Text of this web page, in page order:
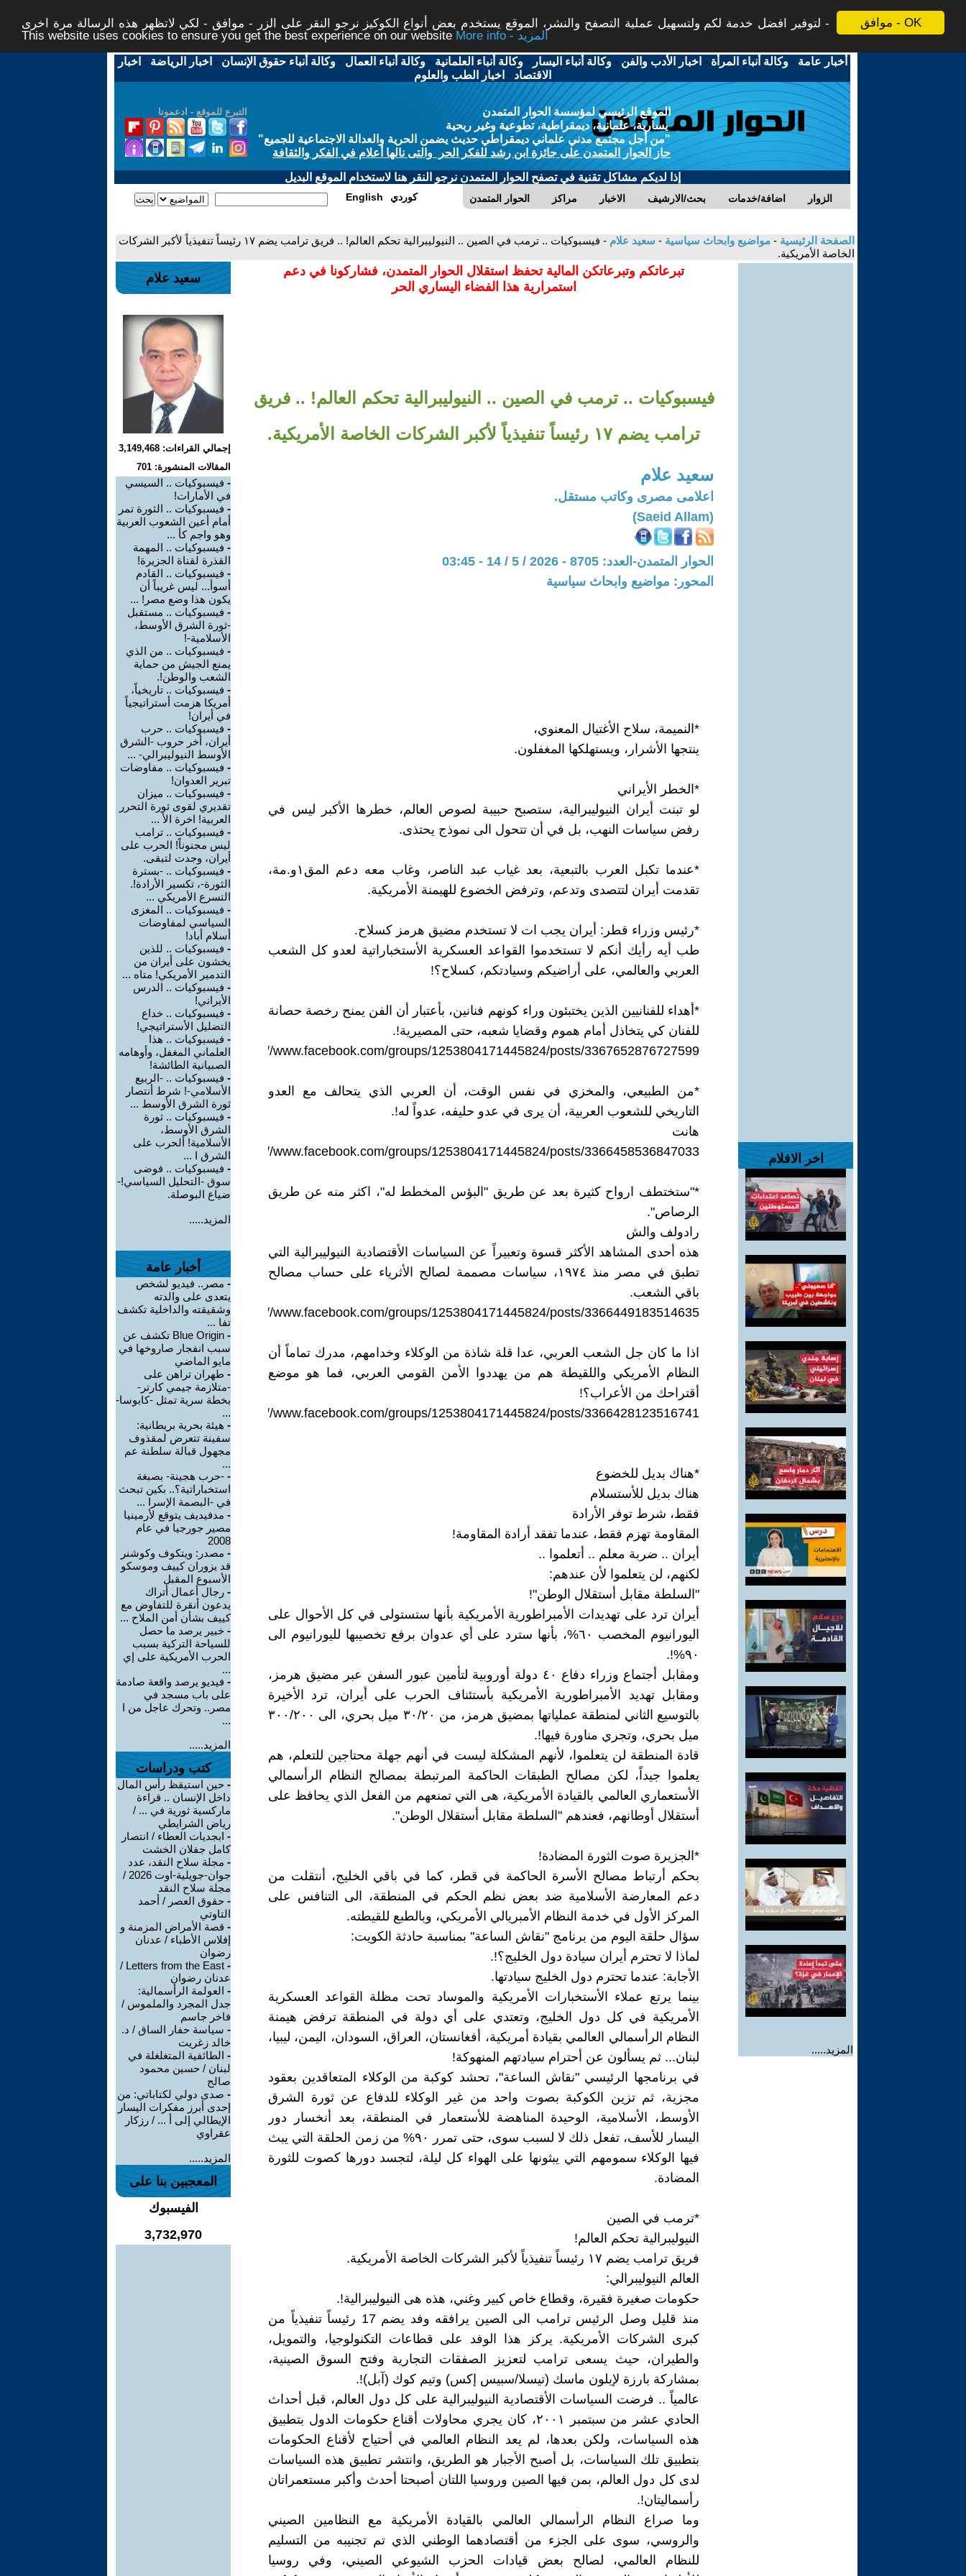
موافق - OK
لتوفير افضل خدمة لكم ولتسهيل عملية التصفح والنشر، الموقع يستخدم بعض أنواع الكوكيز نرجو النقر على الزر - موافق - لكي لاتظهر هذه الرسالة مرة اخرى -
This website uses cookies to ensure you get the best experience on our website
More info - المزيد
أخبار عامة -وكالة أنباء المرأة - اخبار الأدب والفن -وكالة أنباء اليسار -وكالة أنباء العلمانية -وكالة أنباء العمال -وكالة أنباء حقوق الإنسان - اخبار الرياضة - اخبار
الاقتصاد - اخبار الطب والعلوم
التبرع للموقع - ادعمونا
الموقع الرئيسي لمؤسسة الحوار المتمدن
يسارية، علمانية، ديمقراطية، تطوعية وغير ربحية
"من أجل مجتمع مدني علماني ديمقراطي حديث يضمن الحرية والعدالة الاجتماعية للجميع"
حاز الحوار المتمدن على جائزة ابن رشد للفكر الحر والتى نالها أعلام في الفكر والثقافة
إذا لديكم مشاكل تقنية في تصفح الحوار المتمدن نرجو النقر هنا لاستخدام الموقع البديل
الحوار المتمدن مراكز الاخبار بحث/الارشيف اضافة/خدمات الزوار English كوردي
الصفحة الرئيسية - مواضيع وابحاث سياسية - سعيد علام
- فيسبوكيات .. ترمب في الصين .. النيوليبرالية تحكم العالم! .. فريق ترامب يضم ١٧ رئيساً تنفيذياً لأكبر الشركات
الخاصة الأمريكية.
اخر الافلام
المزيد.....
تبرعاتكم وتبرعاتكن المالية تحفظ استقلال الحوار المتمدن، فشاركونا في دعم
استمرارية هذا الفضاء اليساري الحر
فيسبوكيات .. ترمب في الصين .. النيوليبرالية تحكم العالم! .. فريق
ترامب يضم ١٧ رئيساً تنفيذياً لأكبر الشركات الخاصة الأمريكية.
سعيد علام
اعلامى مصرى وكاتب مستقل.
(Saeid Allam)
الحوار المتمدن-العدد: 8705 - 2026 / 5 / 14 - 03:45
المحور: مواضيع وابحاث سياسية
*النميمة، سلاح الأغتيال المعنوي،
ينتجها الأشرار، ويستهلكها المغفلون.
*الخطر الأيراني
لو تبنت أيران النيوليبرالية، ستصبح حبيبة لصوص العالم، خطرها الأكبر ليس في
رفض سياسات النهب، بل في أن تتحول الى نموذج يحتذى.
*عندما تكبل العرب بالتبعية، بعد غياب عبد الناصر، وغاب معه دعم المق١و.مة،
تقدمت أيران لتتصدى وتدعم، وترفض الخضوع للهيمنة الأمريكية.
*رئيس وزراء قطر: أيران يجب ات لا تستخدم مضيق هرمز كسلاح.
طب أيه رأيك أنكم لا تستخدموا القواعد العسكرية الأستخباراتية لعدو كل الشعب
العربي والعالمي، على أراضيكم وسيادتكم، كسلاح؟!
*أهداء للفنانيين الذين يختبئون وراء كونهم فنانين، بأعتبار أن الفن يمنح رخصة حصانة
للفنان كي يتخاذل أمام هموم وقضايا شعبه، حتى المصيرية!.
https://www.facebook.com/groups/1253804171445824/posts/3367652876727599
*من الطبيعي، والمخزي في نفس الوقت، أن العربي الذي يتحالف مع العدو
التاريخي للشعوب العربية، أن يرى في عدو حليفه، عدواً له!.
هانت
https://www.facebook.com/groups/1253804171445824/posts/3366458536847033
*"ستختطف ارواح كثيرة بعد عن طريق "البؤس المخطط له"، اكثر منه عن طريق
الرصاص".
رادولف والش
هذه أحدى المشاهد الأكثر قسوة وتعبيراً عن السياسات الأقتصادية النيوليبرالية التي
تطبق في مصر منذ ١٩٧٤، سياسات مصممة لصالح الأثرياء على حساب مصالح
باقي الشعب.
https://www.facebook.com/groups/1253804171445824/posts/3366449183514635
اذا ما كان جل الشعب العربي، عدا قلة شاذة من الوكلاء وخدامهم، مدرك تماماً أن
النظام الأمريكي واللقيطة هم من يهددوا الأمن القومي العربي، فما هو موضع
أقتراحك من الأعراب؟!
https://www.facebook.com/groups/1253804171445824/posts/3366428123516741
*هناك بديل للخضوع
هناك بديل للأستسلام
فقط، شرط توفر الأرادة
المقاومة تهزم فقط، عندما تفقد أرادة المقاومة!
أيران .. ضربة معلم .. أتعلموا ..
لكنهم، لن يتعلموا لأن عندهم:
"السلطة مقابل أستقلال الوطن"!
أيران ترد على تهديدات الأمبراطورية الأمريكية بأنها ستستولى في كل الأحوال على
اليورانيوم المخصب ٦٠%، بأنها سترد على أي عدوان برفع تخصيبها لليورانيوم الى
٩٠%!.
ومقابل أجتماع وزراء دفاع ٤٠ دولة أوروبية لتأمين عبور السفن عبر مضيق هرمز،
ومقابل تهديد الأمبراطورية الأمريكية بأستئناف الحرب على أيران، ترد الأخيرة
بالتوسيع الثاني لمنطقة عملياتها بمضيق هرمز، من ٣٠/٢٠ ميل بحري، الى ٣٠٠/٢٠٠
ميل بحري، وتجري مناورة فيها!.
قادة المنطقة لن يتعلموا، لأنهم المشكلة ليست في أنهم جهلة محتاجين للتعلم، هم
يعلموا جيداً، لكن مصالح الطبقات الحاكمة المرتبطة بمصالح النظام الرأسمالي
الأستعماري العالمي بالقيادة الأمريكية، هى التي تمنعهم من الفعل الذي يحافظ على
أستقلال أوطانهم، فعندهم "السلطة مقابل أستقلال الوطن".
*الجزيرة صوت الثورة المضادة!
بحكم أرتباط مصالح الأسرة الحاكمة في قطر، كما في باقي الخليج، أنتقلت من
دعم المعارضة الأسلامية ضد بعض نظم الحكم في المنطقة، الى التنافس على
المركز الأول في خدمة النظام الأمبريالي الأمريكي، وبالطبع للقيطته.
سؤال حلقة اليوم من برنامج "نقاش الساعة" بمناسبة حادثة الكويت:
لماذا لا تحترم أيران سيادة دول الخليج؟!.
الأجابة: عندما تحترم دول الخليج سيادتها.
بينما يرتع عملاء الأستخبارات الأمريكية والموساد تحت مظلة القواعد العسكرية
الأمريكية في كل دول الخليج، وتعتدي على أي دولة في المنطقة ترفض هيمنة
النظام الرأسمالي العالمي بقيادة أمريكية، أفغانستان، العراق، السودان، اليمن، ليبيا،
لبنان... ثم يسألون عن أحترام سيادتهم المنهوكة!
في برنامجها الرئيسي "نقاش الساعة"، تحشد كوكبة من الوكلاء المتعاقدين بعقود
مجزية، ثم تزين الكوكبة بصوت واحد من غير الوكلاء للدفاع عن ثورة الشرق
الأوسط، الأسلامية، الوحيدة المناهضة للأستعمار في المنطقة، بعد أنخسار دور
اليسار للأسف، تفعل ذلك لا لسبب سوى، حتى تمرر ٩٠% من زمن الحلقة التي يبث
فيها الوكلاء سمومهم التي يبثونها على الهواء كل ليلة، لتجسد دورها كصوت للثورة
المضادة.
*ترمب في الصين
النيوليبرالية تحكم العالم!
فريق ترامب يضم ١٧ رئيساً تنفيذياً لأكبر الشركات الخاصة الأمريكية.
العالم النيوليبرالي:
حكومات صغيرة فقيرة، وقطاع خاص كبير وغني، هذه هى النيوليبرالية!.
منذ قليل وصل الرئيس ترامب الى الصين يرافقه وفد يضم 17 رئيساً تنفيذياً من
كبرى الشركات الأمريكية. يركز هذا الوفد على قطاعات التكنولوجيا، والتمويل،
والطيران، حيث يسعى ترامب لتعزيز الصفقات التجارية وفتح السوق الصينية،
بمشاركة بارزة لإيلون ماسك (تيسلا/سبيس إكس) وتيم كوك (آبل)!.
عالمياً .. فرضت السياسات الأقتصادية النيوليبرالية على كل دول العالم، قبل أحداث
الحادي عشر من سبتمبر ٢٠٠١، كان يجري محاولات أقناع حكومات الدول بتطبيق
هذه السياسات، ولكن بعدها، لم يعد النظام العالمي في أحتياج لأقناع الحكومات
بتطبيق تلك السياسات، بل أصبح الأجبار هو الطريق، وانتشر تطبيق هذه السياسات
لدى كل دول العالم، بمن فيها الصين وروسيا اللتان أصبحتا أحدث وأكبر مستعمراتان
رأسماليتان!.
وما صراع النظام الرأسمالي العالمي بالقيادة الأمريكية مع النظامين الصيني
والروسي، سوى على الجزء من أقتصادهما الوطني الذي تم تجنيبه من التسليم
للنظام العالمي، لصالح بعض قيادات الحزب الشيوعي الصيني، وفي روسيا
سعيد علام
إجمالي القراءات: 3,149,468
المقالات المنشورة: 701
- فيسبوكيات .. السيسي
في الأمارات!
- فيسبوكيات .. الثورة تمر
أمام أعين الشعوب العربية
وهو واجم كأ ...
- فيسبوكيات .. المهمة
القذرة لقناة الجزيرة!
- فيسبوكيات .. القادم
أسوأ... ليس غريباً أن
يكون هذا وضع مصر! ...
- فيسبوكيات .. مستقبل
-ثورة الشرق الأوسط،
الأسلامية-!
- فيسبوكيات .. من الذي
يمنع الجيش من حماية
الشعب والوطن!.
- فيسبوكيات .. تاريخياً،
أمريكا هزمت أستراتيجياً
في أيران!
- فيسبوكيات .. حرب
أيران، أخر حروب -الشرق
الأوسط النيوليبرالي- ...
- فيسبوكيات .. مفاوضات
تبرير العدوان!
- فيسبوكيات .. ميزان
تقديري لقوى ثورة التحرر
العربية! اخرة الأ ...
- فيسبوكيات .. ترامب
ليس مجنوناً! الحرب على
أيران، وجدت لتبقى.
- فيسبوكيات .. -بسترة
الثورة-، تكسير الأرادة!.
التسرع الأمريكي ...
- فيسبوكيات .. المغزى
السياسي لمفاوضات
أسلام أباد!
- فيسبوكيات .. للذين
يخشون على أيران من
التدمير الأمريكي! متاه ...
- فيسبوكيات .. الدرس
الأيراني!
- فيسبوكيات .. خداع
التضليل الأستراتيجي!
- فيسبوكيات .. هذا
العلماني المغفل، وأوهامه
الصبيانية الطائشة!
- فيسبوكيات .. -الربيع
الأسلامي-! شرط أنتصار
ثورة الشرق الأوسط ...
- فيسبوكيات .. ثورة
الشرق الأوسط،
الأسلامية! ألحرب على
الشرق ا ...
- فيسبوكيات .. فوضى
سوق -التحليل السياسي!-
ضياع البوصلة.
المزيد.....
أخبار عامة
- مصر.. فيديو لشخص
يتعدى على والدته
وشقيقته والداخلية تكشف
تفا ...
-
Blue Origin تكشف عن
سبب انفجار صاروخها في
مايو الماضي
- طهران تراهن على
-متلازمة جيمي كارتر-
بخطة سرية تمثل -كابوسا-
...
- هيئة بحرية بريطانية:
سفينة تتعرض لمقذوف
مجهول قبالة سلطنة عم
...
- -حرب هجينة- بصبغة
استخباراتية؟.. بكين تبحث
في -البصمة الإسرا ...
- مدفيديف يتوقع لأرمينيا
مصير جورجيا في عام
2008
- مصدر: ويتكوف وكوشنر
قد يزوران كييف وموسكو
الأسبوع المقبل
- رجال أعمال أتراك
يدعون أنقرة للتفاوض مع
كييف بشأن أمن الملاح ...
- خبير يرصد ما حصل
للسياحة التركية بسبب
الحرب الأمريكية على إي
...
- فيديو يرصد واقعة صادمة
على باب مسجد في
مصر.. وتحرك عاجل من ا
...
المزيد.....
كتب ودراسات
- حين استيقظ رأس المال
داخل الإنسان .. قراءة
ماركسية ثورية في ... /
رياض الشرايطي
- ابجديات العطاء / انتصار
كامل جفلان الخشت
- مجلة سلاح النقد، عدد
جوان-جويلية-اوت 2026 /
مجلة سلاح النقد
- حقوق العصر / أحمد
التاوتي
- قصة الأمراض المزمنة و
إفلاس الأطباء / عدنان
رضوان
-
Letters from the East /
عدنان رضوان
- العولمة الرأسمالية:
جدل المجرد والملموس /
فاخر جاسم
- سياسة حفار الساق / د.
خالد زغريت
- الطائفية المتغلغلة في
لبنان / حسين محمود
صالح
- صدى دولي لكتاباتي: من
إحدى أبرز مفكرات اليسار
الإيطالي إلى أ ... / رزكار
عقراوي
المزيد.....
المعجبين بنا على
الفيسبوك
3,732,970